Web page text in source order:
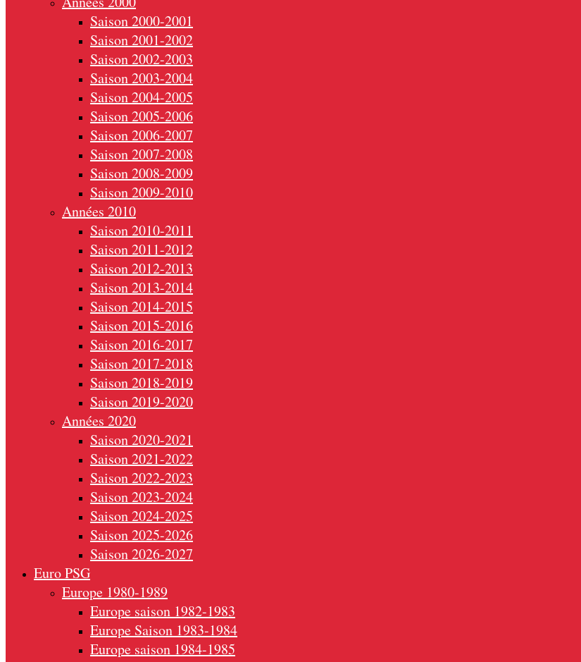
Saison 2000-2001
Saison 2001-2002
Saison 2002-2003
Saison 2003-2004
Saison 2004-2005
Saison 2005-2006
Saison 2006-2007
Saison 2007-2008
Saison 2008-2009
Saison 2009-2010
Années 2010
Saison 2010-2011
Saison 2011-2012
Saison 2012-2013
Saison 2013-2014
Saison 2014-2015
Saison 2015-2016
Saison 2016-2017
Saison 2017-2018
Saison 2018-2019
Saison 2019-2020
Années 2020
Saison 2020-2021
Saison 2021-2022
Saison 2022-2023
Saison 2023-2024
Saison 2024-2025
Saison 2025-2026
Saison 2026-2027
Euro PSG
Europe 1980-1989
Europe saison 1982-1983
Europe Saison 1983-1984
Europe saison 1984-1985